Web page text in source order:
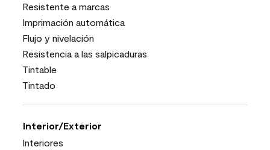
Resistente a marcas
Imprimación automática
Flujo y nivelación
Resistencia a las salpicaduras
Tintable
Tintado
Interior/Exterior
Interiores